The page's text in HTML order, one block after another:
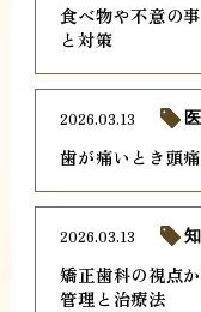
食べ物や不意の
と対策
歯が痛いとき頭
2026.03.13
矯正歯科の視点
管理と治療法
2026.03.13